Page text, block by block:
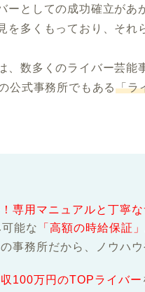
ーとしての成功確立があ
を多くもっており、それ
、数多くのライバー芸能
公式事務所でもある「ラ
専用マニュアルと丁寧な
能な
「高額の時給保証」
事務所だから、ノウハ
100万円のTOPライバー